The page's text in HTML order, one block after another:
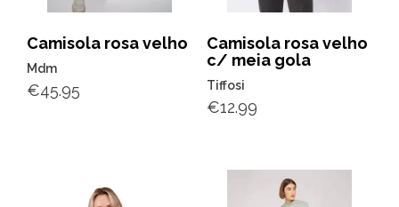
Camisola rosa velho
Mdm
€45.95
Camisola rosa velho
c/ meia gola
Tiffosi
€12.99